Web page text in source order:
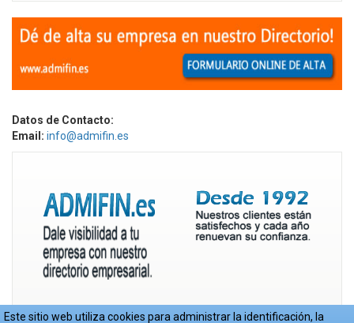
Datos de Contacto:
Email: info@admifin.es
Este sitio web utiliza cookies para administrar la identificación, la